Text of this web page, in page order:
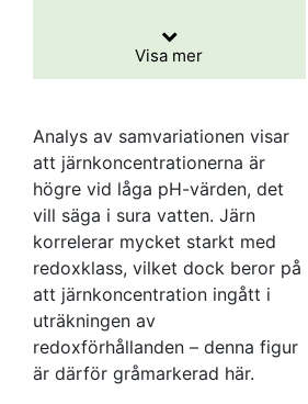
nyckelparametrar (pH,
redox, kemisk
samt färg och mangan i
boxplotdiagram. Boxens
under- och överkant visar
25:e respektive 75:e
percentilen, strecket i mitten
av boxen visar medianen
(50:e percentilen), och
staplarna under och över
boxen visar 5:e respektive
95:e percentilen.
samvariation mellan
parametrarna, har enskilda
analysresultat använts i
varje provtagningspunkt.
Diagrammen för järn
järnanalyser, varav 86
procent är från 2000-talet
och övriga är äldre. Av
analyserna kommer 37
procent Vattentäktsarkivet,
5 procent från nationell och
regional miljöövervakning,
och 58 procent är
vattenprov från enskilda
brunnar. De enskilda
diagrammen bygger på färre
Visa mer
Analys av samvariationen visar
att järnkoncentrationerna är
högre vid låga pH-värden, det
vill säga i sura vatten. Järn
korrelerar mycket starkt med
redoxklass, vilket dock beror på
att järnkoncentration ingått i
uträkningen av
redoxförhållanden – denna figur
är därför gråmarkerad här.